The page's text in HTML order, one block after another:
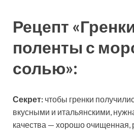
Рецепт
поленты с
солью»:
Секрет: чтобы гренки
вкусными и итальянскими,
качества — хорошо очищенная,